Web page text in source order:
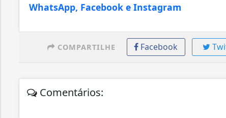
WhatsApp, Facebook e Instagram
COMPARTILHE Facebook
Comentários: